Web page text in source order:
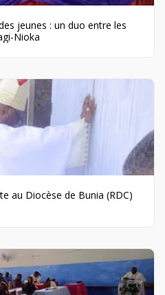
jeunes : un duo entre les
Nioka
au Diocèse de Bunia (RDC)